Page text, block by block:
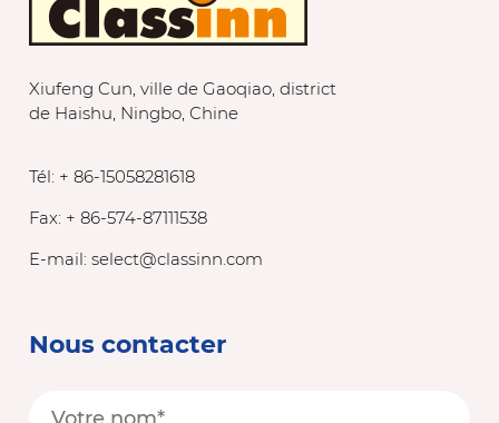
Xiufeng Cun, ville de Gaoqiao, district
de Haishu, Ningbo, Chine
Tél: + 86-15058281618
Fax: + 86-574-87111538
E-mail:select@classinn.com
Nous contacter